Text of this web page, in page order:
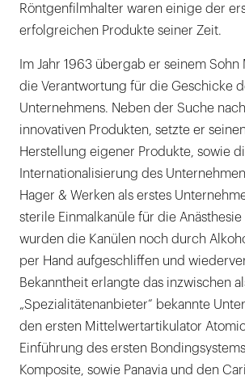
Röntgenfilmhalter waren einige der
erfolgreichen Produkte seiner Zeit.
Im Jahr 1963 übergab er seinem Sohn
die Verantwortung für die Geschicke
Unternehmens. Neben der Suche
innovativen Produkten, setzte er
Herstellung eigener Produkte, sowie
Internationalisierung des
Hager & Werken als erstes
sterile Einmalkanüle für die Anästhesie
wurden die Kanülen noch durch
per Hand aufgeschliffen und
Bekanntheit erlangte das inzwischen
„Spezialitätenanbieter“ bekannte
den ersten Mittelwertartikulator
Einführung des ersten
Komposite, sowie Panavia und den